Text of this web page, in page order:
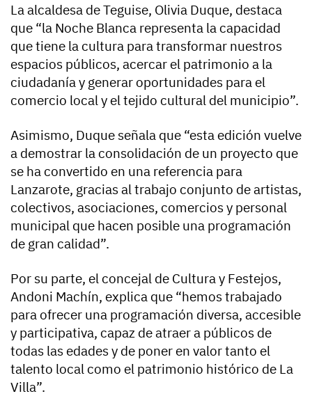
La alcaldesa de Teguise, Olivia Duque, destaca
que “la Noche Blanca representa la capacidad
que tiene la cultura para transformar nuestros
espacios públicos, acercar el patrimonio a la
ciudadanía y generar oportunidades para el
comercio local y el tejido cultural del municipio”.
Asimismo, Duque señala que “esta edición vuelve
a demostrar la consolidación de un proyecto que
se ha convertido en una referencia para
Lanzarote, gracias al trabajo conjunto de artistas,
colectivos, asociaciones, comercios y personal
municipal que hacen posible una programación
de gran calidad”.
Por su parte, el concejal de Cultura y Festejos,
Andoni Machín, explica que “hemos trabajado
para ofrecer una programación diversa, accesible
y participativa, capaz de atraer a públicos de
todas las edades y de poner en valor tanto el
talento local como el patrimonio histórico de La
Villa”.